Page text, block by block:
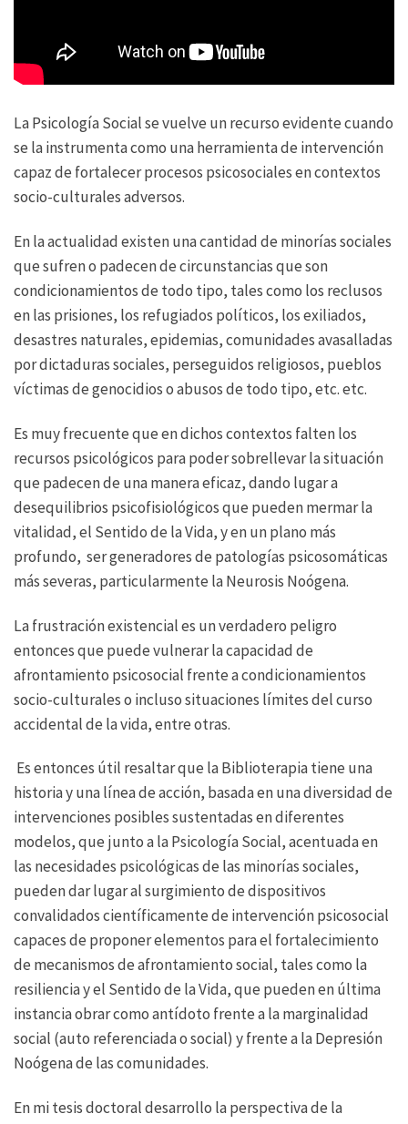
La Psicología Social se vuelve un recurso evidente cuando
se la instrumenta como una herramienta de intervención
capaz de fortalecer procesos psicosociales en contextos
socio-culturales adversos.
En la actualidad existen una cantidad de minorías sociales
que sufren o padecen de circunstancias que son
condicionamientos de todo tipo, tales como los reclusos
en las prisiones, los refugiados políticos, los exiliados,
desastres naturales, epidemias, comunidades avasalladas
por dictaduras sociales, perseguidos religiosos, pueblos
víctimas de genocidios o abusos de todo tipo, etc. etc.
Es muy frecuente que en dichos contextos falten los
recursos psicológicos para poder sobrellevar la situación
que padecen de una manera eficaz, dando lugar a
desequilibrios psicofisiológicos que pueden mermar la
vitalidad, el Sentido de la Vida, y en un plano más
profundo, ser generadores de patologías psicosomáticas
más severas, particularmente la Neurosis Noógena.
La frustración existencial es un verdadero peligro
entonces que puede vulnerar la capacidad de
afrontamiento psicosocial frente a condicionamientos
socio-culturales o incluso situaciones límites del curso
accidental de la vida, entre otras.
Es entonces útil resaltar que la Biblioterapia tiene una
historia y una línea de acción, basada en una diversidad de
intervenciones posibles sustentadas en diferentes
modelos, que junto a la Psicología Social, acentuada en
las necesidades psicológicas de las minorías sociales,
pueden dar lugar al surgimiento de dispositivos
convalidados científicamente de intervención psicosocial
capaces de proponer elementos para el fortalecimiento
de mecanismos de afrontamiento social, tales como la
resiliencia y el Sentido de la Vida, que pueden en última
instancia obrar como antídoto frente a la marginalidad
social (auto referenciada o social) y frente a la Depresión
Noógena de las comunidades.
En mi tesis doctoral desarrollo la perspectiva de la